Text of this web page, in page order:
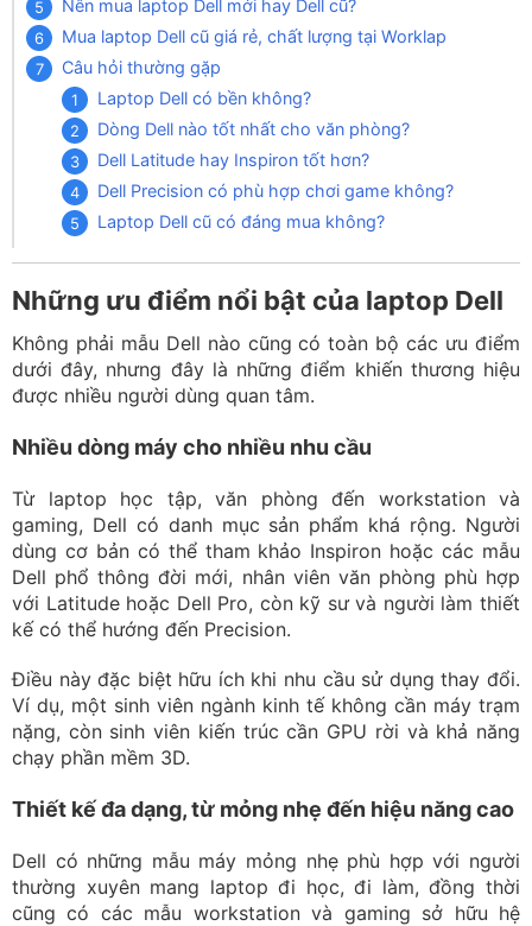
Nên mua laptop Dell mới hay Dell cũ?
Mua laptop Dell cũ giá rẻ, chất lượng tại Worklap
Câu hỏi thường gặp
Laptop Dell có bền không?
Dòng Dell nào tốt nhất cho văn phòng?
Dell Latitude hay Inspiron tốt hơn?
Dell Precision có phù hợp chơi game không?
Laptop Dell cũ có đáng mua không?
Những ưu điểm nổi bật của laptop Dell
Không phải mẫu Dell nào cũng có toàn bộ các ưu điểm
dưới đây, nhưng đây là những điểm khiến thương hiệu
được nhiều người dùng quan tâm.
Nhiều dòng máy cho nhiều nhu cầu
Từ laptop học tập, văn phòng đến workstation và
gaming, Dell có danh mục sản phẩm khá rộng. Người
dùng cơ bản có thể tham khảo Inspiron hoặc các mẫu
Dell phổ thông đời mới, nhân viên văn phòng phù hợp
với Latitude hoặc Dell Pro, còn kỹ sư và người làm thiết
kế có thể hướng đến Precision.
Điều này đặc biệt hữu ích khi nhu cầu sử dụng thay đổi.
Ví dụ, một sinh viên ngành kinh tế không cần máy trạm
nặng, còn sinh viên kiến trúc cần GPU rời và khả năng
chạy phần mềm 3D.
Thiết kế đa dạng, từ mỏng nhẹ đến hiệu năng cao
Dell có những mẫu máy mỏng nhẹ phù hợp với người
thường xuyên mang laptop đi học, đi làm, đồng thời
cũng có các mẫu workstation và gaming sở hữu hệ